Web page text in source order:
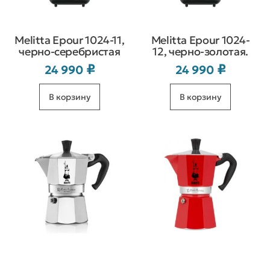
Melitta Epour 1024-11,
черно-серебристая
24 990 ₽
В корзину
Melitta Epour 1024-
12, черно-золотая.
24 990 ₽
В корзину